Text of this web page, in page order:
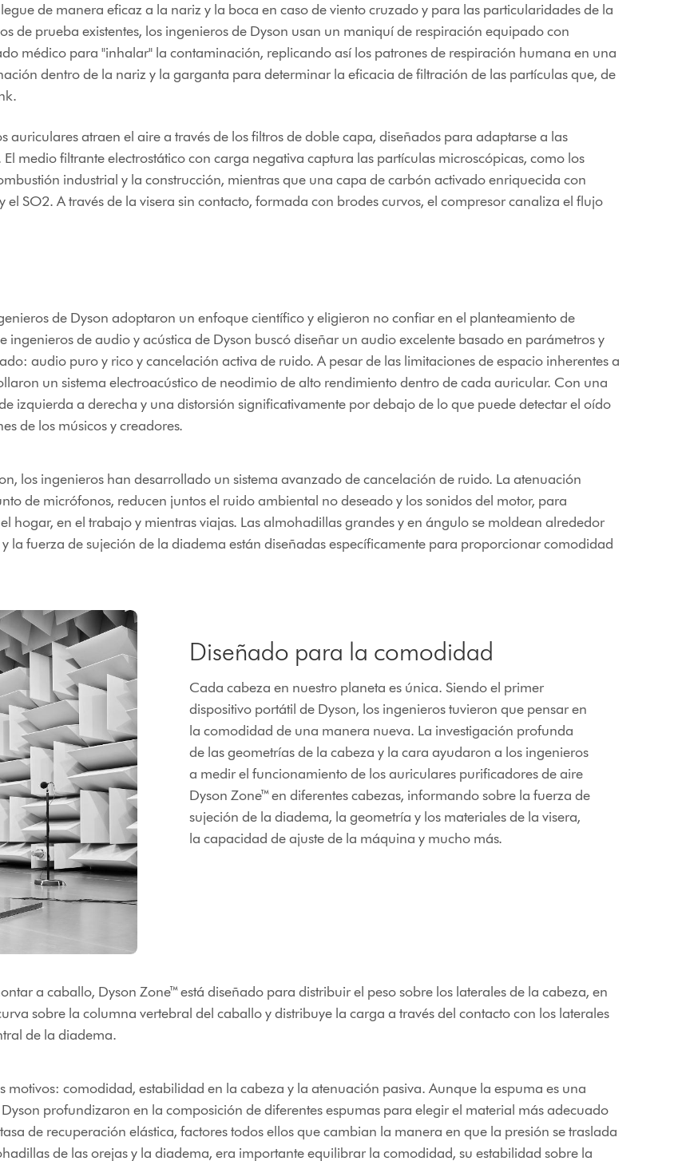
de manera eficaz a la nariz y la boca en caso de viento cruzado y para las particularidades de la
de prueba existentes, los ingenieros de Dyson usan un maniquí de respiración equipado con
médico para "inhalar" la contaminación, replicando así los patrones de respiración humana en una
dentro de la nariz y la garganta para determinar la eficacia de filtración de las partículas que, de
auriculares atraen el aire a través de los filtros de doble capa, diseñados para adaptarse a las
medio filtrante electrostático con carga negativa captura las partículas microscópicas, como los
industrial y la construcción, mientras que una capa de carbón activado enriquecida con
SO2. A través de la visera sin contacto, formada con brodes curvos, el compresor canaliza el flujo
de Dyson adoptaron un enfoque científico y eligieron no confiar en el planteamiento de
ingenieros de audio y acústica de Dyson buscó diseñar un audio excelente basado en parámetros y
audio puro y rico y cancelación activa de ruido. A pesar de las limitaciones de espacio inherentes a
un sistema electroacústico de neodimio de alto rendimiento dentro de cada auricular. Con una
izquierda a derecha y una distorsión significativamente por debajo de lo que puede detectar el oído
de los músicos y creadores.
los ingenieros han desarrollado un sistema avanzado de cancelación de ruido. La atenuación
de micrófonos, reducen juntos el ruido ambiental no deseado y los sonidos del motor, para
en el trabajo y mientras viajas. Las almohadillas grandes y en ángulo se moldean alrededor
la fuerza de sujeción de la diadema están diseñadas específicamente para proporcionar comodidad
Diseñado para la comodidad
Cada cabeza en nuestro planeta es única. Siendo el primer
dispositivo portátil de Dyson, los ingenieros tuvieron que pensar en
la comodidad de una manera nueva. La investigación profunda
de las geometrías de la cabeza y la cara ayudaron a los ingenieros
a medir el funcionamiento de los auriculares purificadores de aire
Dyson Zone™ en diferentes cabezas, informando sobre la fuerza de
sujeción de la diadema, la geometría y los materiales de la visera,
la capacidad de ajuste de la máquina y mucho más.
a caballo, Dyson Zone™ está diseñado para distribuir el peso sobre los laterales de la cabeza, en
sobre la columna vertebral del caballo y distribuye la carga a través del contacto con los laterales
de la diadema.
motivos: comodidad, estabilidad en la cabeza y la atenuación pasiva. Aunque la espuma es una
profundizaron en la composición de diferentes espumas para elegir el material más adecuado
de recuperación elástica, factores todos ellos que cambian la manera en que la presión se traslada
de las orejas y la diadema, era importante equilibrar la comodidad, su estabilidad sobre la